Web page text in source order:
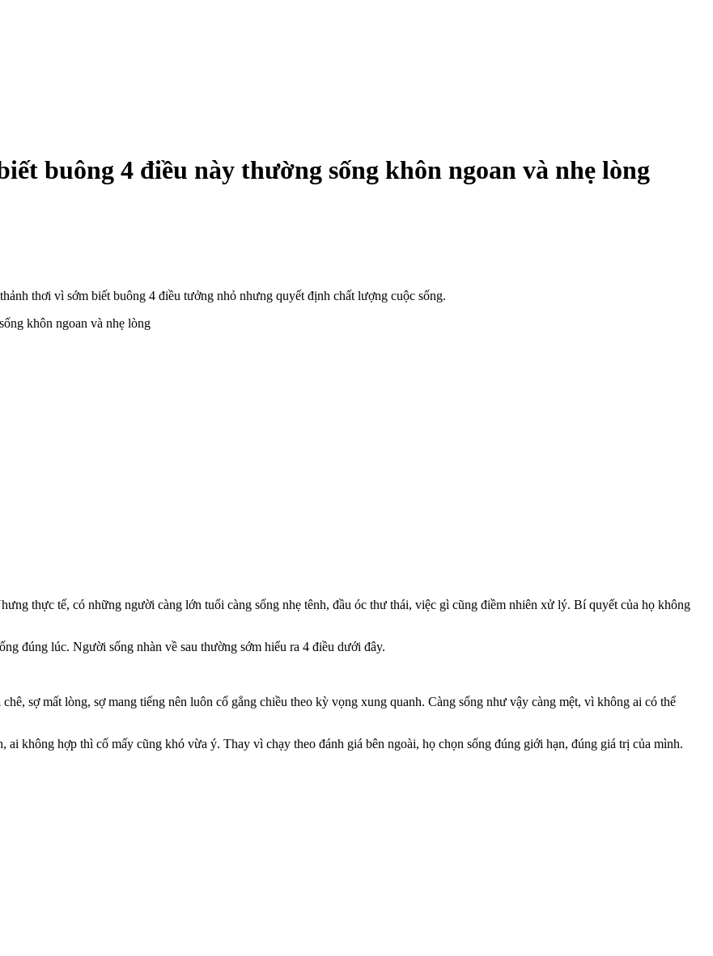
buông 4 điều này thường sống khôn ngoan và nhẹ lòng
thơi vì sớm biết buông 4 điều tưởng nhỏ nhưng quyết định chất lượng cuộc sống.
thực tế, có những người càng lớn tuổi càng sống nhẹ tênh, đầu óc thư thái, việc gì cũng điềm nhiên xử lý. Bí quyết của họ không
đúng lúc. Người sống nhàn về sau thường sớm hiểu ra 4 điều dưới đây.
sợ mất lòng, sợ mang tiếng nên luôn cố gắng chiều theo kỳ vọng xung quanh. Càng sống như vậy càng mệt, vì không ai có thể
không hợp thì cố mấy cũng khó vừa ý. Thay vì chạy theo đánh giá bên ngoài, họ chọn sống đúng giới hạn, đúng giá trị của mình.